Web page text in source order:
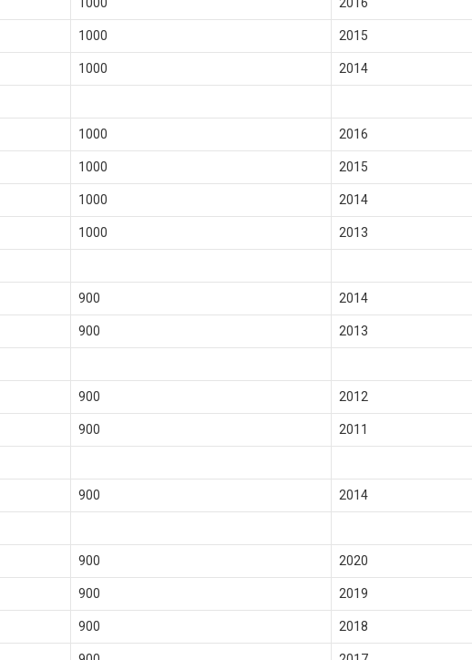
1000 2015
1000 2014
1000 2016
1000 2015
1000 2014
1000 2013
900 2014
900 2013
900 2012
900 2011
900 2014
900 2020
900 2019
900 2018